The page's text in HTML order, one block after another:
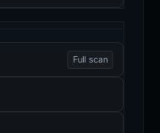
Full scan